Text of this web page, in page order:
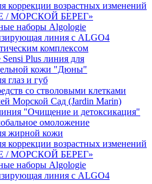
коррекции возрастных изменений
/ МОРСКОЙ БЕРЕГ»
наборы Algologie
линия с ALGO4
комплексом
Plus линия для
кожи "Дюны"
глаз и губ
со стволовыми клетками
Морской Сад (Jardin Marin)
"Очищение и детоксикация"
омоложение
жирной кожи
коррекции возрастных изменений
/ МОРСКОЙ БЕРЕГ»
наборы Algologie
линия с ALGO4